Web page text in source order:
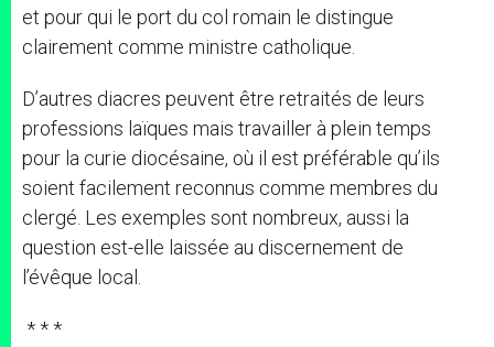
et pour qui le port du col romain le distingue
clairement comme ministre catholique.
D’autres diacres peuvent être retraités de leurs
professions laïques mais travailler à plein temps
pour la curie diocésaine, où il est préférable qu’ils
soient facilement reconnus comme membres du
clergé. Les exemples sont nombreux, aussi la
question est-elle laissée au discernement de
l’évêque local.
* * *